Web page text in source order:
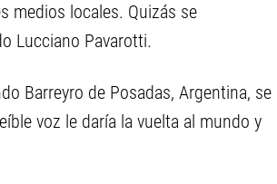
medios locales. Quizás se
Lucciano Pavarotti.
Barreyro de Posadas, Argentina, se
voz le daría la vuelta al mundo y